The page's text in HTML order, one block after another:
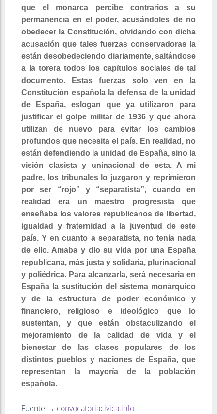
que el monarca percibe contrarios a su
permanencia en el poder, acusándoles de no
obedecer la Constitución, olvidando con dicha
acusación que tales fuerzas conservadoras la
están desobedeciendo diariamente, saltándose
a la torera todos los capítulos sociales de tal
documento. Estas fuerzas solo ven en la
Constitución española la defensa de la unidad
de España, eslogan que ya utilizaron para
justificar el golpe militar de 1936 y que ahora
utilizan de nuevo para evitar los cambios
profundos que necesita el país. En realidad, no
están defendiendo la unidad de España, sino la
visión clasista y uninacional de esta. A mi
padre, los tribunales lo juzgaron y reprimieron
por ser “rojo” y “separatista”, cuando en
realidad era un maestro progresista que
enseñaba los valores republicanos de libertad,
igualdad y fraternidad a la juventud de este
país. Y en cuanto a separatista, no tenía nada
de ello. Amaba y dio su vida por una España
republicana, más justa y solidaria, plurinacional
y poliédrica. Para alcanzarla, será necesaria en
España la sustitución del sistema monárquico
y de la estructura de poder económico y
financiero, religioso e ideológico que lo
sustentan, y que están obstaculizando el
mejoramiento de la calidad de vida y el
bienestar de las clases populares de los
distintos pueblos y naciones de España, que
representan la mayoría de la población
española.
Fuente → convocatoriacivica.info